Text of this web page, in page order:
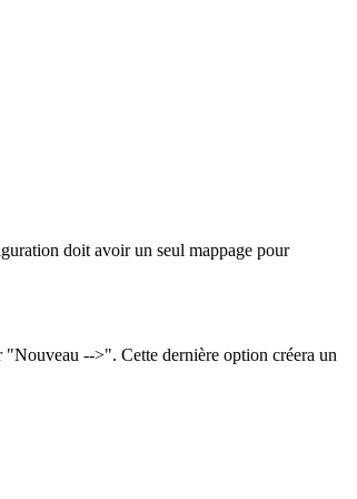
doit avoir un seul mappage pour
-->". Cette dernière option créera un